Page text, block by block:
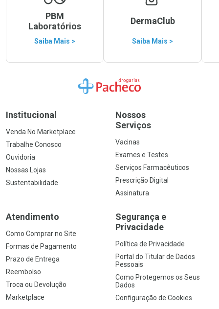
PBM
Laboratórios
Saiba Mais >
DermaClub
Saiba Mais >
Ir para a Home
Institucional
Venda No Marketplace
Trabalhe Conosco
Ouvidoria
Nossas Lojas
Sustentabilidade
Nossos
Serviços
Vacinas
Exames e Testes
Serviços Farmacêuticos
Prescrição Digital
Assinatura
Atendimento
Como Comprar no Site
Formas de Pagamento
Prazo de Entrega
Reembolso
Troca ou Devolução
Marketplace
Segurança e
Privacidade
Política de Privacidade
Portal do Titular de Dados
Pessoais
Como Protegemos os Seus
Dados
Configuração de Cookies